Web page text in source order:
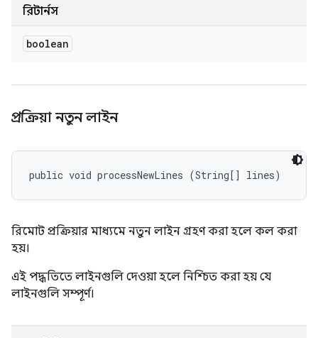
রিটার্নস
boolean
প্রক্রিয়া নতুন লাইন
public void processNewLines (String[] lines)
রিমোট প্রক্রিয়ার মাধ্যমে নতুন লাইন গ্রহণ করা হলে কল করা
হয়।
এই পদ্ধতিতে লাইনগুলি দেওয়া হলে নিশ্চিত করা হয় যে
লাইনগুলি সম্পূর্ণ।